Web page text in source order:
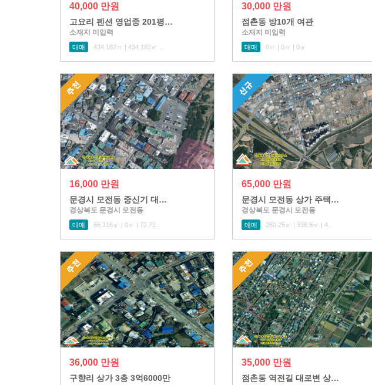
40,000 만원
고요리 펜션 영업중 201평…
소재지 미입력
매매 434.182㎡ | 434.182㎡ ..
30,000 만원
점촌동 방10개 여관
소재지 미입력
매매 0㎡ | 0㎡ | 0㎡
16,000 만원
문경시 모전동 중신기 대…
경상북도 문경시 모전동
매매 66.116㎡ | 0㎡ | 72.72..
65,000 만원
문경시 모전동 상가 주택…
경상북도 문경시 모전동
매매 280.25㎡ | 338.8㎡ | 4..
36,000 만원
구향리 상가 3층 3억6000만
35,000 만원
점촌동 역전길 대로변 상…